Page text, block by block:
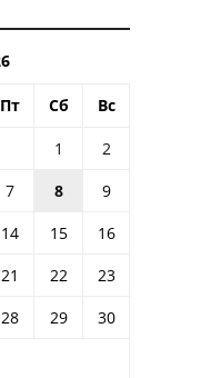
Пт Сб Вс
1
2
7 8
9
14 15
16
21 22
23
28 29
30